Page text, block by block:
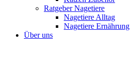
Ratgeber Nagetiere
Nagetiere Alltag
Nagetiere Ernährung
Über uns